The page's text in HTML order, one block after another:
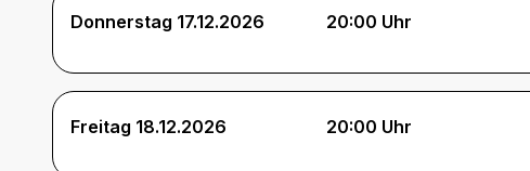
Donnerstag 17.12.2026 20:00 Uhr
Freitag 18.12.2026 20:00 Uhr